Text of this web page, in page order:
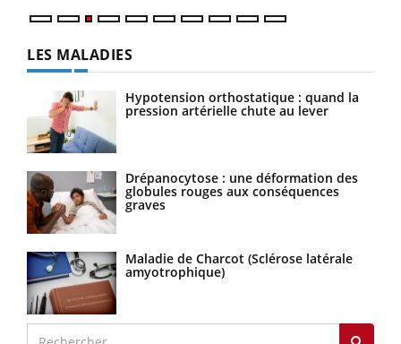
LES MALADIES
Hypotension orthostatique : quand la
pression artérielle chute au lever
Drépanocytose : une déformation des
globules rouges aux conséquences
graves
Maladie de Charcot (Sclérose latérale
amyotrophique)